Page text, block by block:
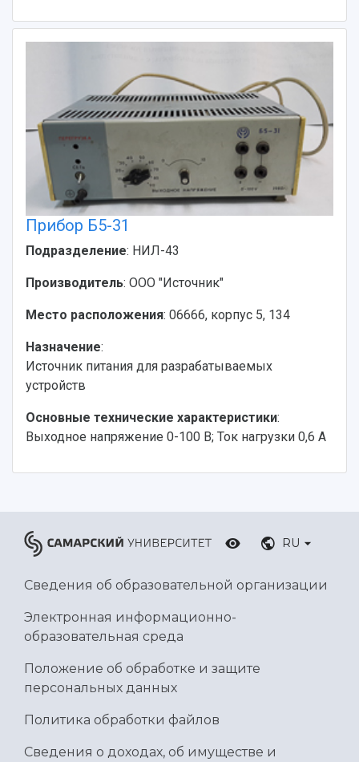
Прибор Б5-31
Подразделение: НИЛ-43
Производитель: ООО "Источник"
Место расположения: 06666, корпус 5, 134
Назначение:
Источник питания для разрабатываемых
устройств
Основные технические характеристики:
Выходное напряжение 0-100 В; Ток нагрузки 0,6 А
RU
Сведения об образовательной организации
Электронная информационно-
образовательная среда
Положение об обработке и защите
персональных данных
Политика обработки файлов
Сведения о доходах, об имуществе и